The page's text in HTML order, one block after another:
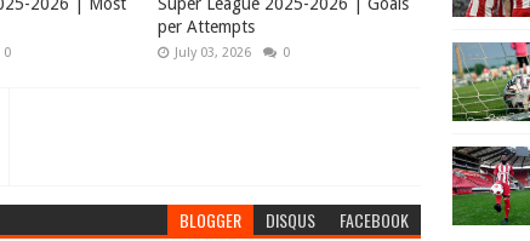
2026 | Most
0
Super League 2025-2026 | Goals
per Attempts
July 03, 2026 0
BLOGGER DISQUS FACEBOOK